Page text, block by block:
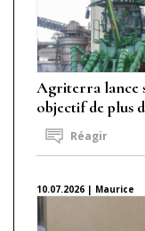
Agriterra lance
objectif de plus
Réagir
10.07.2026 | Maurice